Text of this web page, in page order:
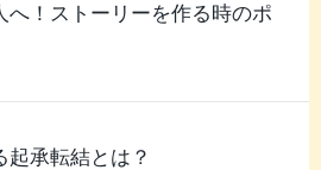
へ！ストーリーを作る時のポ
起承転結とは？